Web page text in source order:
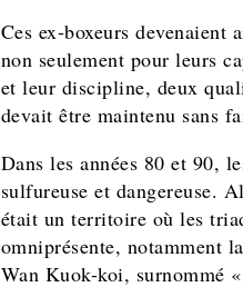
Ces ex-boxeurs devenaient
non seulement pour leurs
et leur discipline, deux
devait être maintenu sans
Dans les années 80 et 90,
sulfureuse et dangereuse.
était un territoire où les
omniprésente, notamment
Wan Kuok-koi, surnommé